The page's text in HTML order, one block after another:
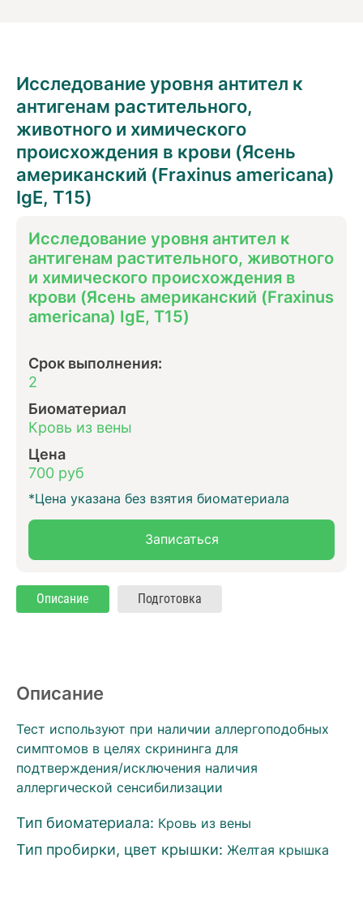
Исследование уровня антител к
антигенам растительного,
животного и химического
происхождения в крови (Ясень
американский (Fraxinus americana)
IgE, T15)
Исследование уровня антител к
антигенам растительного, животного
и химического происхождения в
крови (Ясень американский (Fraxinus
americana) IgE, T15)
Срок выполнения:
2
Биоматериал
Кровь из вены
Цена
700 руб
*Цена указана без взятия биоматериала
Записаться
Описание Подготовка
Описание
Тест используют при наличии аллергоподобных
симптомов в целях скрининга для
подтверждения/исключения наличия
аллергической сенсибилизации
Тип биоматериала: Кровь из вены
Тип пробирки, цвет крышки: Желтая крышка